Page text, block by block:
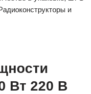
и
Вт 220 В